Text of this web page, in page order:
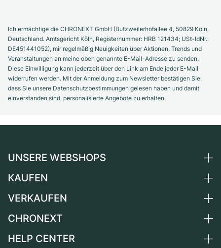
Ich ermächtige die CHRONEXT GmbH (Butzweilerhofallee 4, 50829 Köln,
Deutschland. Amtsgericht Köln, Registernummer: HRB 121434; USt-IdNr.:
DE451441052), mir regelmäßig Neuigkeiten über Aktionen, Trends und
Veranstaltungen an meine oben genannte E-Mail-Adresse zu senden.
Diese Einwilligung kann jederzeit über den Link am Ende jeder E-Mail
widerrufen werden. Mit der Anmeldung zum Newsletter bestätigen Sie,
dass Sie unsere Datenschutzbestimmungen gelesen haben und damit
einverstanden sind, personalisierte Angebote zu erhalten.
UNSERE WEBSHOPS
Deutschland
Schweiz
Frankreich
KAUFEN
Alle Luxusuhren
Independent Brands
VERKAUFEN
Uhr verkaufen
CHRONEXT
Über uns
HELP CENTER